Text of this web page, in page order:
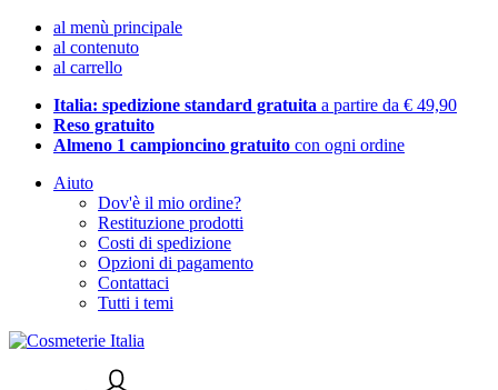
al menù principale
al contenuto
al carrello
Italia: spedizione standard gratuita a partire da € 49,90
Reso gratuito
Almeno 1 campioncino gratuito con ogni ordine
Aiuto
Dov'è il mio ordine?
Restituzione prodotti
Costi di spedizione
Opzioni di pagamento
Contattaci
Tutti i temi